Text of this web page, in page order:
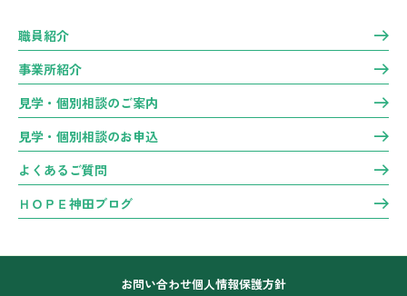
職員紹介
事業所紹介
見学・個別相談のご案内
見学・個別相談のお申込
よくあるご質問
ＨＯＰＥ神田ブログ
お問い合わせ個人情報保護方針